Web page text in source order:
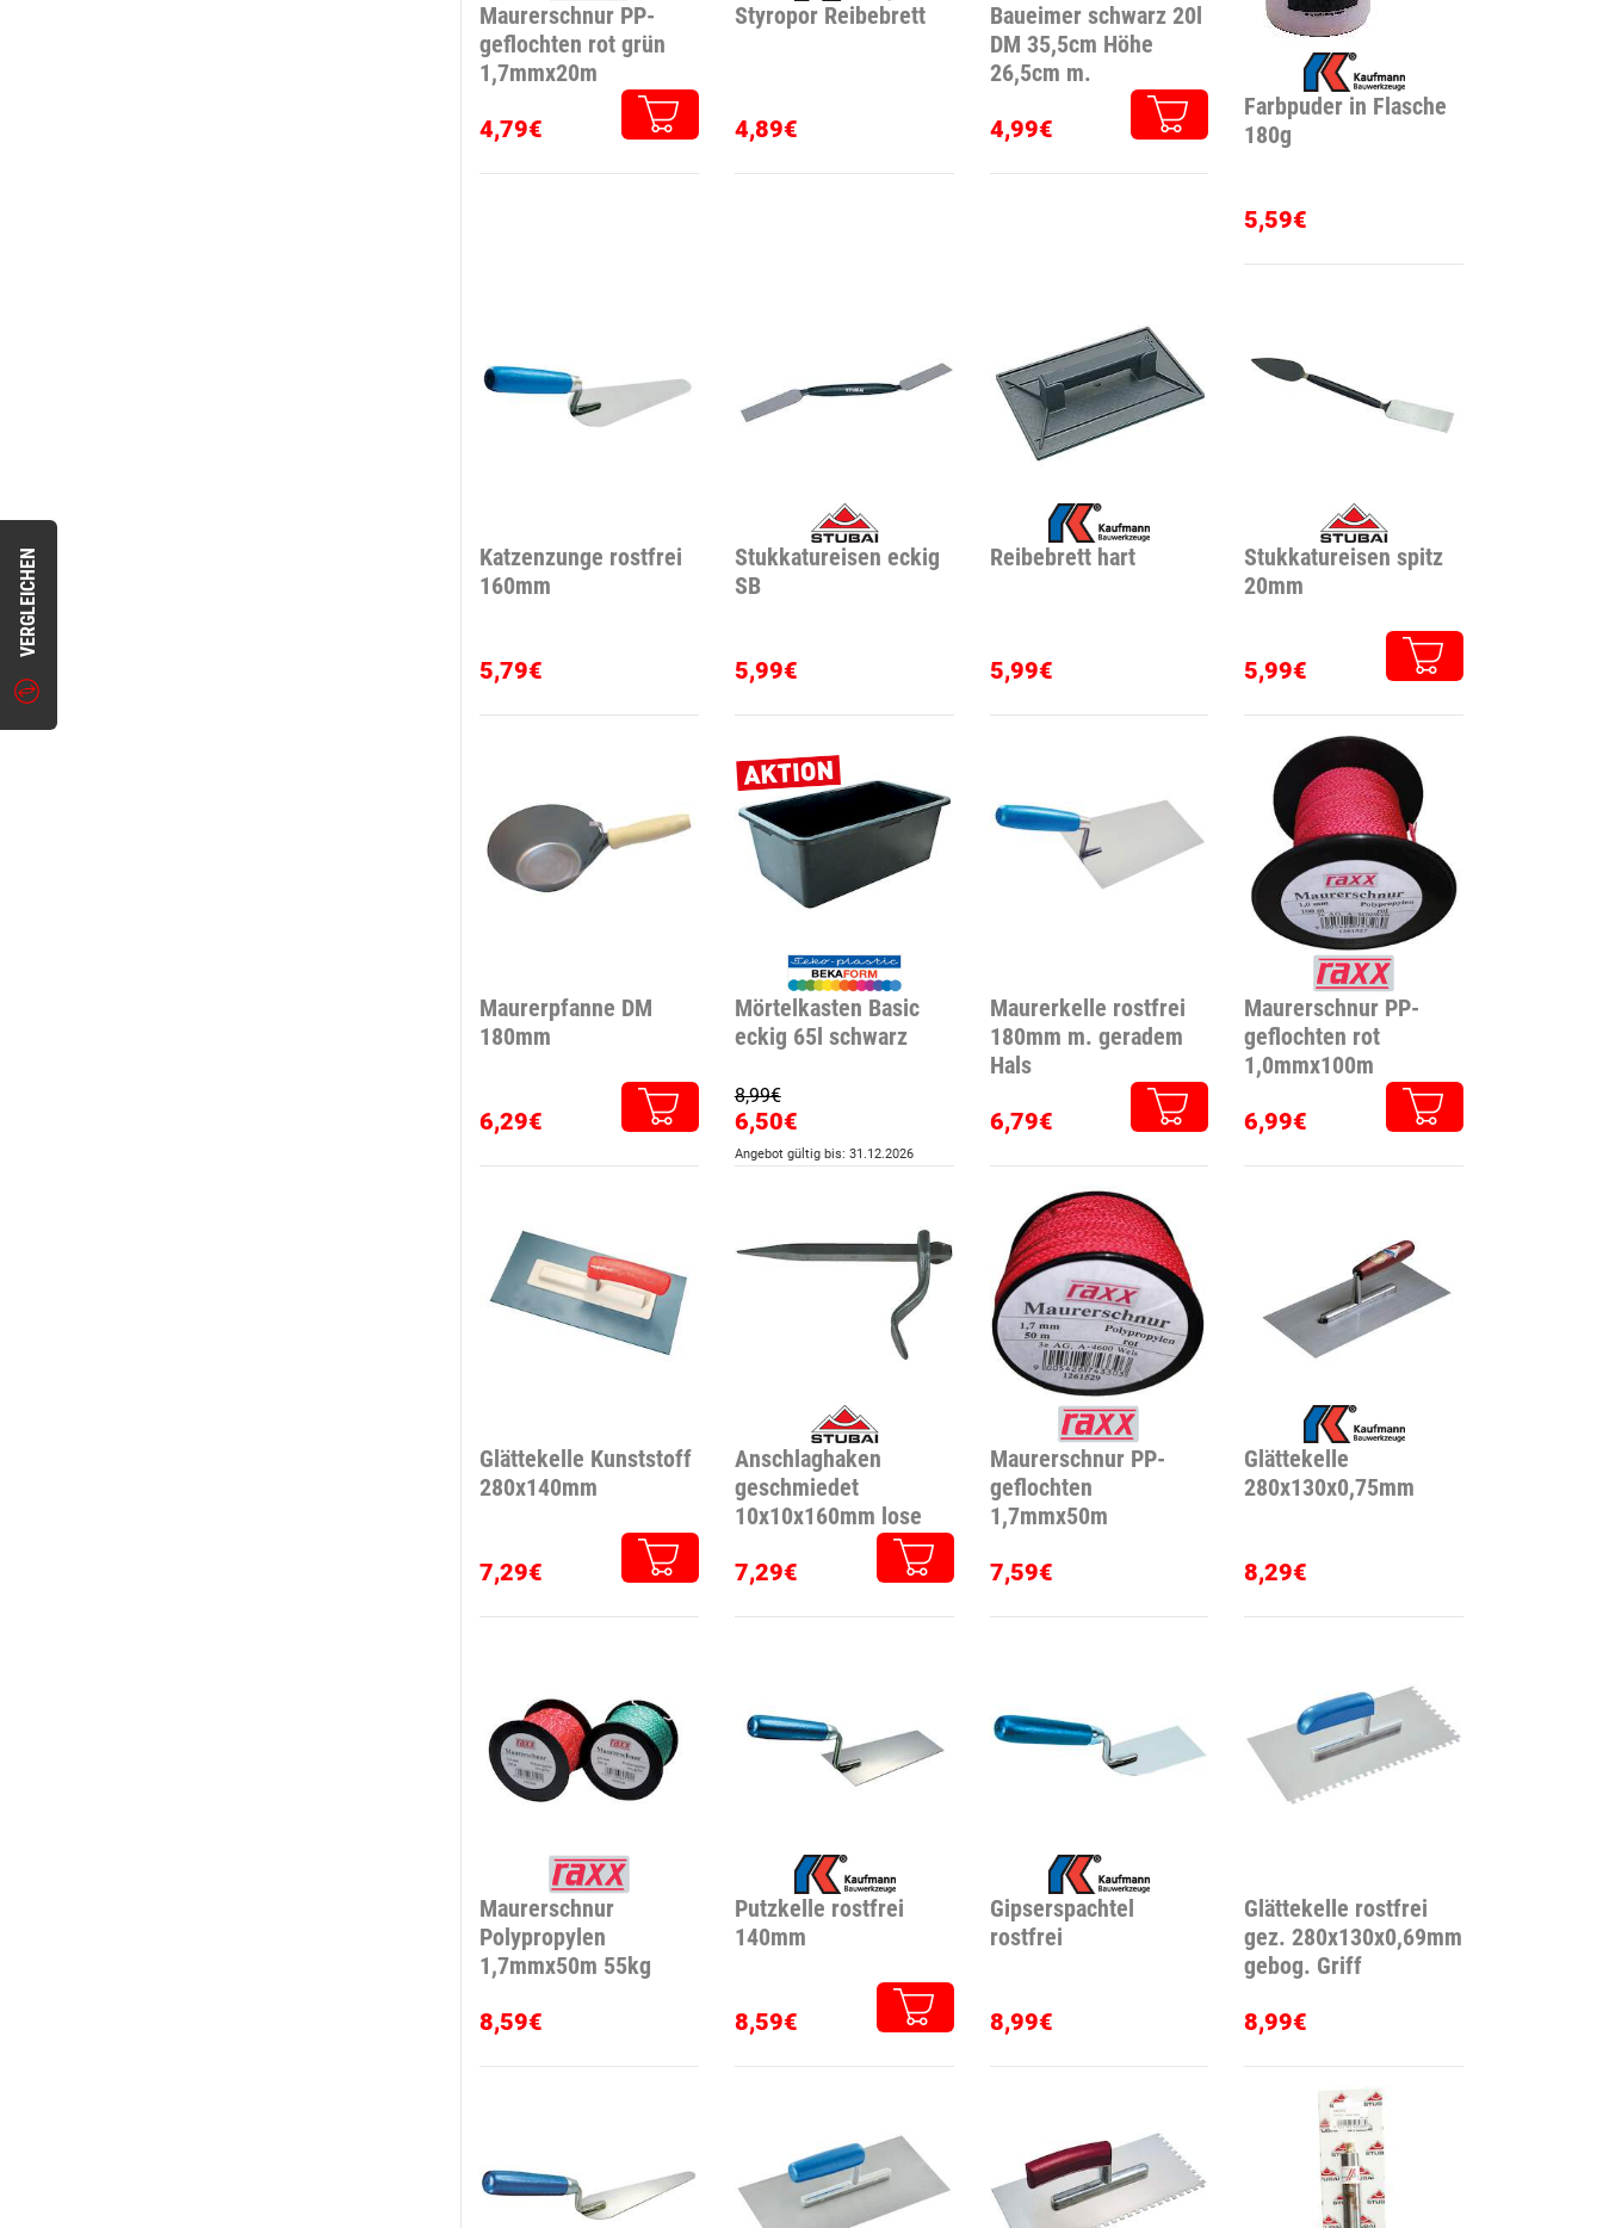
VERGLEICHEN
Maurerschnur PP-
geflochten rot grün
1,7mmx20m
4,79€
Styropor Reibebrett
4,89€
Baueimer schwarz 20l
DM 35,5cm Höhe
26,5cm m.
4,99€
Farbpuder in Flasche
180g
5,59€
Katzenzunge rostfrei
160mm
5,79€
Stukkatureisen eckig
SB
5,99€
Reibebrett hart
5,99€
Stukkatureisen spitz
20mm
5,99€
Maurerpfanne DM
180mm
6,29€
Mörtelkasten Basic
eckig 65l schwarz
8,99€
6,50€
Angebot gültig bis: 31.12.2026
Maurerkelle rostfrei
180mm m. geradem
Hals
6,79€
Maurerschnur PP-
geflochten rot
1,0mmx100m
6,99€
Glättekelle Kunststoff
280x140mm
7,29€
Anschlaghaken
geschmiedet
10x10x160mm lose
7,29€
Maurerschnur PP-
geflochten
1,7mmx50m
7,59€
Glättekelle
280x130x0,75mm
8,29€
Maurerschnur
Polypropylen
1,7mmx50m 55kg
8,59€
Putzkelle rostfrei
140mm
8,59€
Gipserspachtel
rostfrei
8,99€
Glättekelle rostfrei
gez. 280x130x0,69mm
gebog. Griff
8,99€